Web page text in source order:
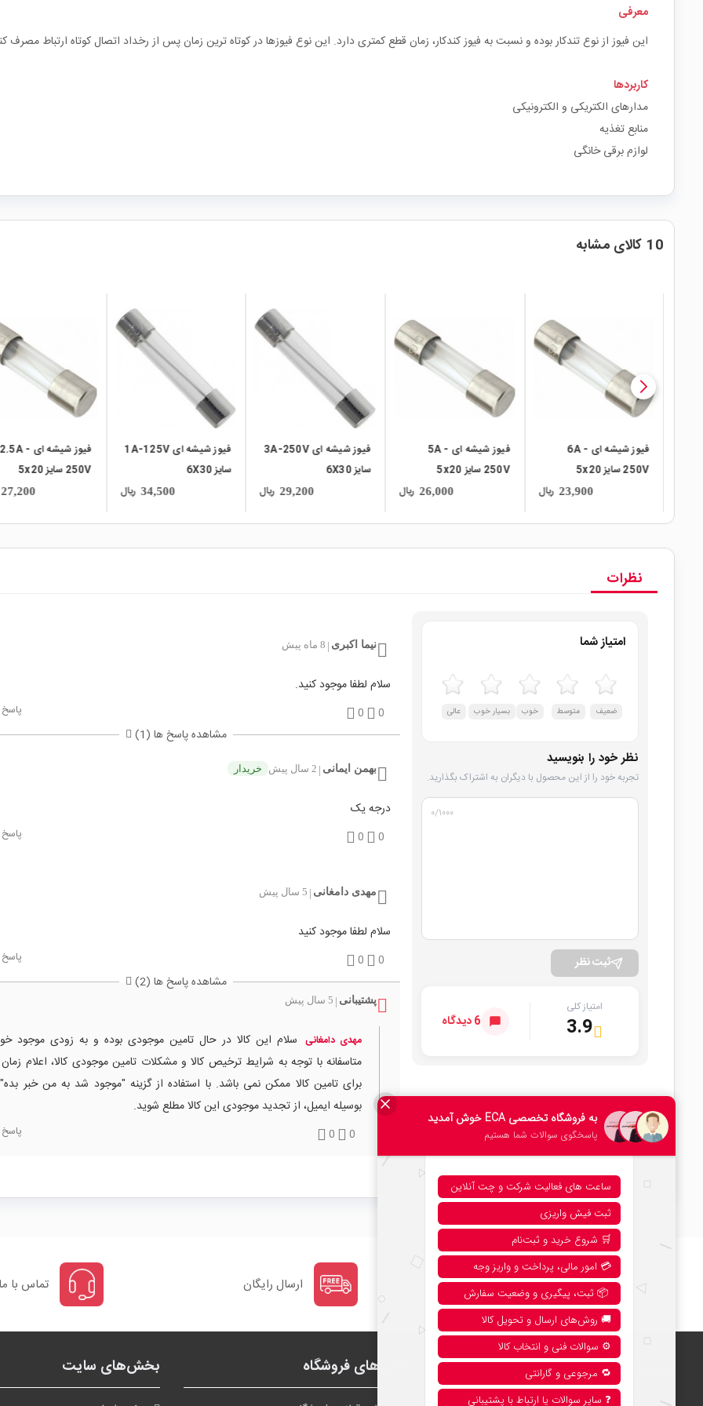
معرفی
این فیوز از نوع تندکار بوده و نسبت به فیوز کندکار، زمان قطع کمتری دارد. این نوع فیوزها در کوتاه ترین زمان پس از رخداد اتصال کوتاه ارتباط مصرف
کاربردها
مدارهای الکتریکی و الکترونیکی
منابع تغذیه
لوازم برقی خانگی
10 کالای مشابه
فیوز شیشه ای 6A -
250V سایز 5x20
23,900 ریال
فیوز شیشه ای 5A -
250V سایز 5x20
26,000 ریال
فیوز شیشه ای 3A-250V
سایز 6X30
29,200 ریال
فیوز شیشه ای 1A-125V
سایز 6X30
34,500 ریال
فیوز شیشه ای 2.5A -
250V سایز 5x20
27,200
نظرات
امتیاز شما
ضعیف متوسط خوب بسیار خوب عالی
نظر خود را بنویسید
تجربه خود را از این محصول با دیگران به اشتراک بگذارید.
۰/۱۰۰۰
ثبت نظر
امتیاز کلی
3.9 6 دیدگاه
نیما اکبری 8 ماه پیش
سلام لطفا موجود کنید.
0
0 پاسخ
مشاهده پاسخ ها (1)
بهمن ایمانی 2 سال پیش خریدار
درجه یک
0
0 پاسخ
مهدی دامغانی 5 سال پیش
سلام لطفا موجود کنید
0
0 پاسخ
مشاهده پاسخ ها (2)
پشتیبانی 5 سال پیش
مهدی دامغانی سلام این کالا در حال تامین موجودی بوده و به زودی موجود
متاسفانه با توجه به شرایط ترخیص کالا و مشکلات تامین موجودی کالا، اعلام
برای تامین کالا ممکن نمی باشد. با استفاده از گزینه "موجود شد به من خبر بده"
بوسیله ایمیل، از تجدید موجودی این کالا مطلع شوید.
0
0 پاسخ
نحوه خرید از فروشگاه ارسال رایگان تماس با ما
بخش‌های فروشگاه بخش‌های سایت